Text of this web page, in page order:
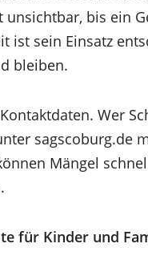
bis ein
ist sein Einsatz
bleiben.
Wer
sagscoburg.de
Mängel
für Kinder und